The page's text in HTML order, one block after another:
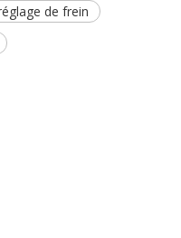
de frein